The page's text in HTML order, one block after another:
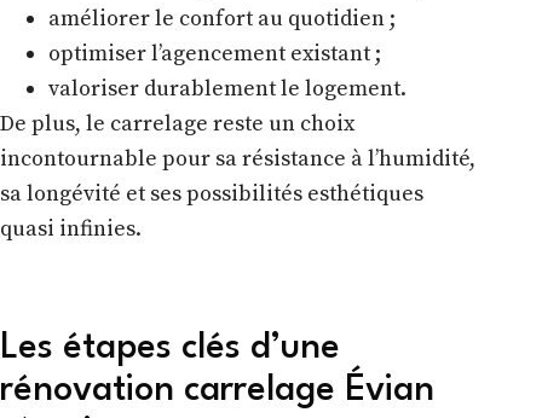
améliorer le confort au quotidien ;
optimiser l’agencement existant ;
valoriser durablement le logement.
De plus, le carrelage reste un choix
incontournable pour sa résistance à l’humidité,
sa longévité et ses possibilités esthétiques
quasi infinies.
Les étapes clés d’une
rénovation carrelage Évian